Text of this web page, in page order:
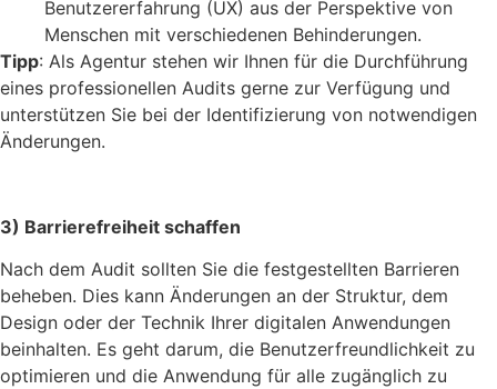
Benutzererfahrung (UX) aus der Perspektive von
Menschen mit verschiedenen Behinderungen.
Tipp: Als Agentur stehen wir Ihnen für die Durchführung
eines professionellen Audits gerne zur Verfügung und
unterstützen Sie bei der Identifizierung von notwendigen
Änderungen.
3) Barrierefreiheit schaffen
Nach dem Audit sollten Sie die festgestellten Barrieren
beheben. Dies kann Änderungen an der Struktur, dem
Design oder der Technik Ihrer digitalen Anwendungen
beinhalten. Es geht darum, die Benutzerfreundlichkeit zu
optimieren und die Anwendung für alle zugänglich zu